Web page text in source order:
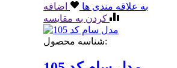
به علاقه مندی ها
اضافه
کردن به مقایسه
شناسه محصول: